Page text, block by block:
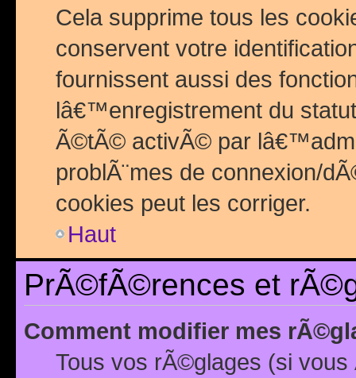
Cela supprime tous les
conservent votre
fournissent aussi des
lâ€™enregistrement du
Ã©tÃ© activÃ© par
problÃ¨mes de connexion/
cookies peut les corriger.
Haut
PrÃ©fÃ©rences et
Comment modifier mes
Tous vos rÃ©glages (si